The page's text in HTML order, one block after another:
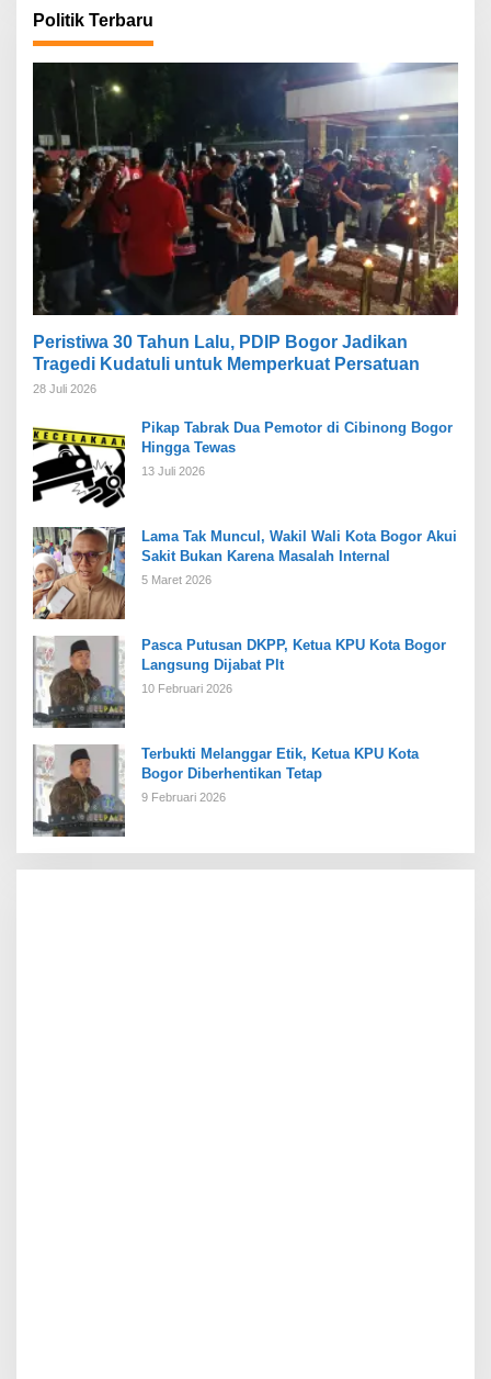
Politik Terbaru
Peristiwa 30 Tahun Lalu, PDIP Bogor Jadikan
Tragedi Kudatuli untuk Memperkuat Persatuan
28 Juli 2026
Pikap Tabrak Dua Pemotor di Cibinong Bogor
Hingga Tewas
13 Juli 2026
Lama Tak Muncul, Wakil Wali Kota Bogor Akui
Sakit Bukan Karena Masalah Internal
5 Maret 2026
Pasca Putusan DKPP, Ketua KPU Kota Bogor
Langsung Dijabat Plt
10 Februari 2026
Terbukti Melanggar Etik, Ketua KPU Kota
Bogor Diberhentikan Tetap
9 Februari 2026